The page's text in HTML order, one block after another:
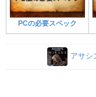
PCの必要スペック
アサシ